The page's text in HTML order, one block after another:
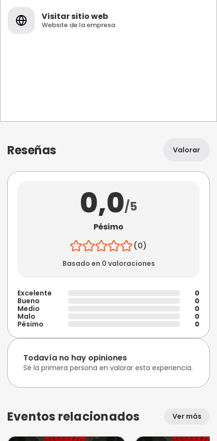
Visitar sitio web
Website de la empresa
Reseñas Valorar
0,0/5
Pésimo
(0)
Basado en 0 valoraciones
Excelente
0
Bueno
0
Medio
0
Malo
0
Pésimo
0
Todavía no hay opiniones
Sé la primera persona en valorar esta experiencia.
Eventos relacionados Ver más